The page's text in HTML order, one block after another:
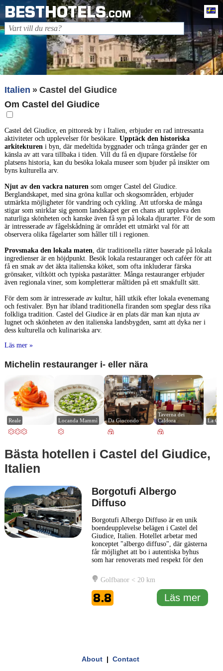
BESTHOTELS.COM
Italien
Castel del Giudice
Om Castel del Giudice
Castel del Giudice, en pittoresk by i Italien, erbjuder en rad intressanta
aktiviteter och upplevelser för besökare. Upptäck den historiska
arkitektureni byn, där medeltida byggnader och trånga gränder ger en
känsla av att vara tillbaka i tiden. Vill du få en djupare förståelse för
platsens historia, kan du besöka lokala museer som bjuder på insikter om
byns kulturella arv.
Njut av den vackra naturensom omger Castel del Giudice.
Berglandskapet, med sina gröna kullar och skogsområden, erbjuder
utmärkta möjligheter för vandring och cykling. Att utforska de många
stigar som snirklar sig genom landskapet ger en chans att uppleva den
naturliga skönheten och kanske även få syn på lokala djurarter. För de som
är intresserade av fågelskådning är området ett utmärkt val för att
observera olika fågelarter som håller till i regionen.
Provsmaka den lokala maten, där traditionella rätter baserade på lokala
ingredienser är en höjdpunkt. Besök lokala restauranger och caféer för att
få en smak av det äkta italienska köket, som ofta inkluderar färska
grönsaker, viltkött och typiska pastarätter. Många restauranger erbjuder
även regionala viner, som kompletterar måltiden på ett smakfullt sätt.
För dem som är intresserade av kultur, håll utkik efter lokala evenemang
och festivaler. Byn har ibland traditionella firanden som speglar dess rika
folkliga tradition. Castel del Giudice är en plats där man kan njuta av
lugnet och skönheten av den italienska landsbygden, samt att dyka ner i
dess kulturella och kulinariska arv.
Läs mer »
Michelin restauranger i- eller nära
Reale Locanda Mammì Da Giocondo
Taverna dei
Caldora
La
Bästa hotellen i Castel del Giudice,
Italien
Borgotufi Albergo
Diffuso
Borgotufi Albergo Diffuso är en unik
boendeupplevelse belägen i Castel del
Giudice, Italien. Hotellet arbetar med
konceptet "albergo diffuso", där gästerna
får möjlighet att bo i autentiska byhus
som har renoverats med respekt för den
rum är individuellt inrett och erbjuder en
välintegrerad kombination av traditionell
stil och moderna bekvämligheter. Som
en... Läs mer
Golfbanor < 20 km
8.8 Läs mer
About| Contact